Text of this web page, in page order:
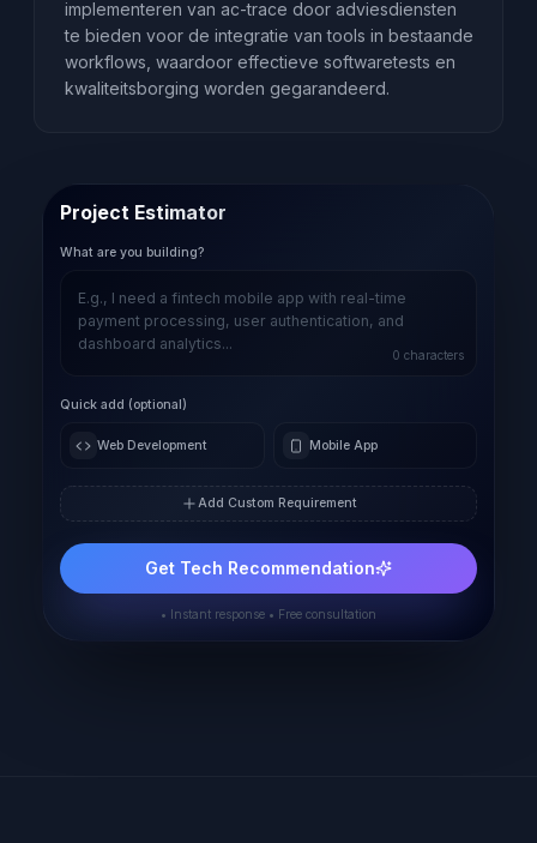
implementeren van ac-trace door adviesdiensten
te bieden voor de integratie van tools in bestaande
workflows, waardoor effectieve softwaretests en
kwaliteitsborging worden gegarandeerd.
Project Estimator
What are you building?
0 characters
Quick add (optional)
Web Development Mobile App
Add Custom Requirement
Get Tech Recommendation
• Instant response • Free consultation